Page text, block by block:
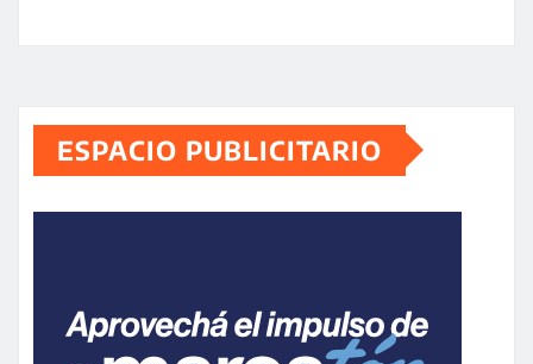
ESPACIO PUBLICITARIO